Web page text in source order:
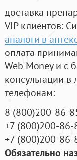
доставка
VIP клиентов:
аналоги в
оплата
Web Money и с
консультации
телефонам:
8 (800)200-86-
+7 (800)200-86-
+7 (800)200-86-
Обязательно